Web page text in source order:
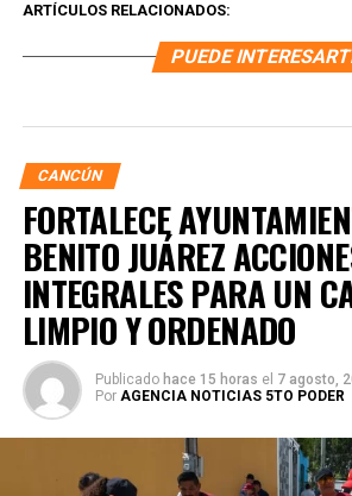
ARTÍCULOS RELACIONADOS:
PUEDE
CANCÚN
FORTALECE
BENITO JUÁREZ
INTEGRALES PARA UN
LIMPIO Y ORDENADO
Publicado hace 15 horas el 7 agosto,
Por AGENCIA NOTICIAS 5TO PODER